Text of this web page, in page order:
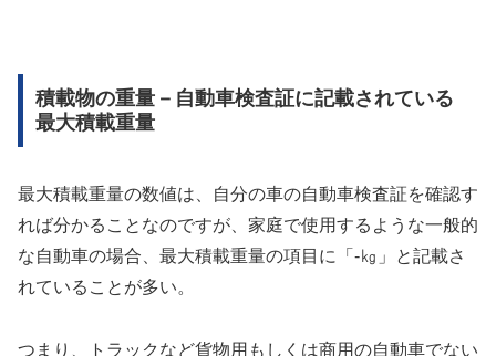
積載物の重量－自動車検査証に記載されている
最大積載重量
最大積載重量の数値は、自分の車の自動車検査証を確認す
れば分かることなのですが、家庭で使用するような一般的
な自動車の場合、最大積載重量の項目に「-㎏」と記載さ
れていることが多い。
つまり、トラックなど貨物用もしくは商用の自動車でない